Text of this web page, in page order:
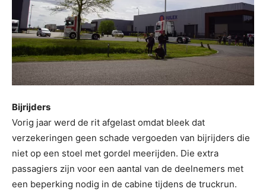
Bijrijders
Vorig jaar werd de rit afgelast omdat bleek dat
verzekeringen geen schade vergoeden van bijrijders die
niet op een stoel met gordel meerijden. Die extra
passagiers zijn voor een aantal van de deelnemers met
een beperking nodig in de cabine tijdens de truckrun.